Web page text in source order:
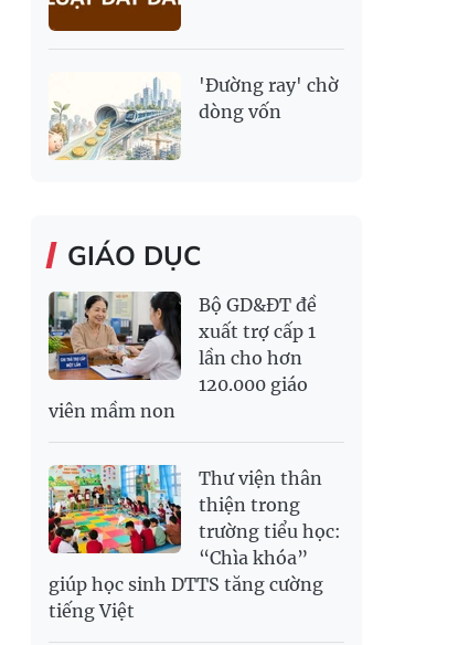
'Đường ray' chờ
dòng vốn
GIÁO DỤC
Bộ GD&ĐT đề
xuất trợ cấp 1
lần cho hơn
120.000 giáo
viên mầm non
Thư viện thân
thiện trong
trường tiểu học:
“Chìa khóa”
giúp học sinh DTTS tăng cường
tiếng Việt